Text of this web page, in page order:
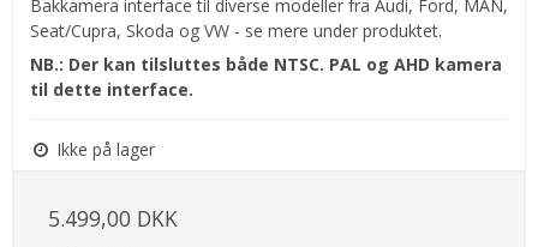
Bakkamera interface til diverse modeller fra Audi, Ford, MAN,
Seat/Cupra, Skoda og VW - se mere under produktet.
NB.: Der kan tilsluttes både NTSC. PAL og AHD kamera
til dette interface.
Ikke på lager
5.499,00 DKK